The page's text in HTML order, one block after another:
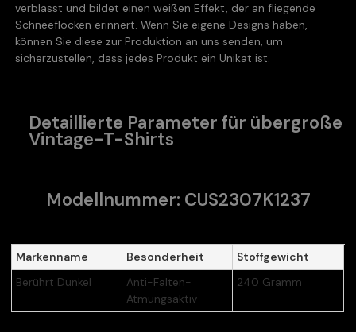
verblasst und bildet einen weißen Effekt, der an fliegende
Schneeflocken erinnert. Wenn Sie eigene Designs haben,
können Sie diese zur Produktion an uns senden, um
sicherzustellen, dass jedes Produkt ein Unikat ist.
Detaillierte Parameter für übergroße
Vintage-T-Shirts
Modellnummer: CUS2307K1237
Markenname Besonderheit
Stoffgewicht
Berührt Dunkel
Anti-Falten-
Atmungsaktiv
240 Gramm